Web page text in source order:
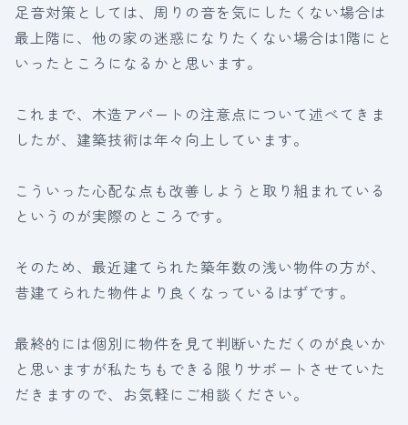
足音対策としては、周りの音を気にしたくない場合は
最上階に、他の家の迷惑になりたくない場合は1階にと
いったところになるかと思います。
これまで、木造アパートの注意点について述べてきま
したが、建築技術は年々向上しています。
こういった心配な点も改善しようと取り組まれている
というのが実際のところです。
そのため、最近建てられた築年数の浅い物件の方が、
昔建てられた物件より良くなっているはずです。
最終的には個別に物件を見て判断いただくのが良いか
と思いますが私たちもできる限りサポートさせていた
だきますので、お気軽にご相談ください。